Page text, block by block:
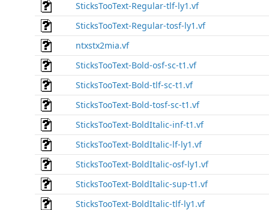
SticksTooText-Regular-tlf-ly1.vf
SticksTooText-Regular-tosf-ly1.vf
ntxstx2mia.vf
SticksTooText-Bold-osf-sc-t1.vf
SticksTooText-Bold-tlf-sc-t1.vf
SticksTooText-Bold-tosf-sc-t1.vf
SticksTooText-BoldItalic-inf-t1.vf
SticksTooText-BoldItalic-lf-ly1.vf
SticksTooText-BoldItalic-osf-ly1.vf
SticksTooText-BoldItalic-sup-t1.vf
SticksTooText-BoldItalic-tlf-ly1.vf